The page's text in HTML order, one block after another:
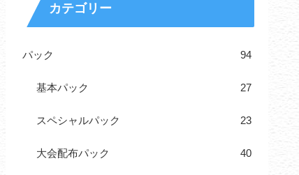
カテゴリー
パック 94
基本パック 27
スペシャルパック 23
大会配布パック 40